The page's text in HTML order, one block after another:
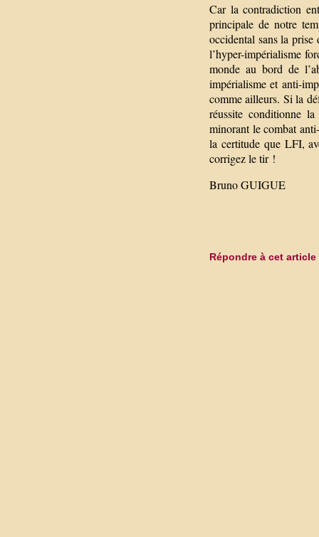
Car la contradiction
principale de notre
occidental sans la prise
l’hyper-impérialisme
monde au bord de
impérialisme et anti-
comme ailleurs. Si la
réussite conditionne
minorant le combat
la certitude que LFI,
corrigez le tir !
Bruno GUIGUE
Répondre à cet article